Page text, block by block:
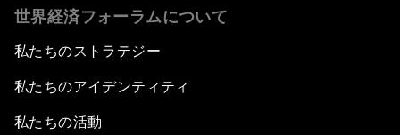
世界経済フォーラムについて
私たちのストラテジー
私たちのアイデンティティ
私たちの活動